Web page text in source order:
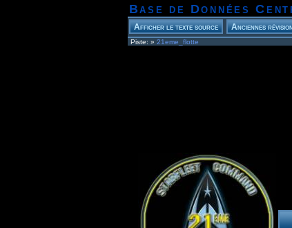
Base de Données
Piste: » 21eme_flotte